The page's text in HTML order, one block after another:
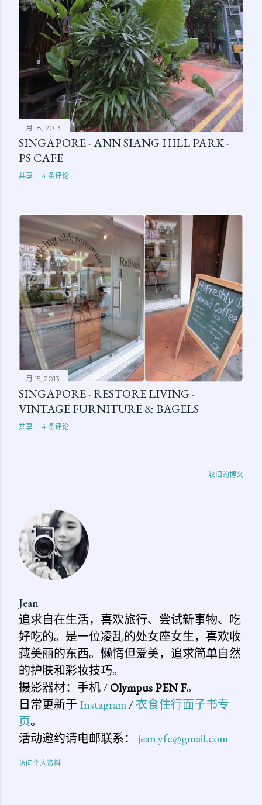
一月 18, 2013
SINGAPORE - ANN SIANG HILL PARK -
PS CAFE
共享 4 条评论
一月 15, 2013
SINGAPORE - RESTORE LIVING -
VINTAGE FURNITURE & BAGELS
共享 4 条评论
较旧的博文
Jean
追求自在生活，喜欢旅行、尝试新事物、吃
好吃的。是一位凌乱的处女座女生，喜欢收
藏美丽的东西。懒惰但爱美，追求简单自然
的护肤和彩妆技巧。
摄影器材：手机 /Olympus PEN F。
日常更新于 Instagram/衣食住行面子书专
页。
活动邀约请电邮联系： jean.yfc@gmail.com
访问个人资料